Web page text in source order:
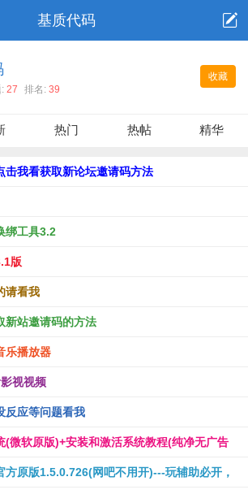
基质代码
收藏
27 排名: 39
热门 热帖 精华
击我看获取新论坛邀请码方法
绑工具3.2
版
请看我
新站邀请码的方法
乐播放器
视视频
反应等问题看我
(微软原版)+安装和激活系统教程(纯净无广告
方原版1.5.0.726(网吧不用开)---玩辅助必开，